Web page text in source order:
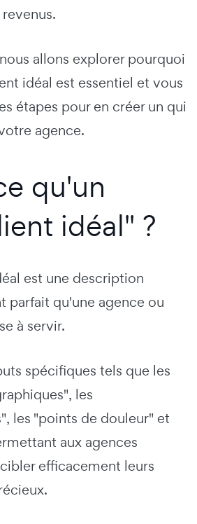
allons explorer pourquoi
idéal est essentiel et vous
étapes pour en créer un qui
agence.
qu'un
idéal" ?
est une description
parfait qu'une agence ou
à servir.
spécifiques tels que les
les
les "points de douleur" et
aux agences
efficacement leurs